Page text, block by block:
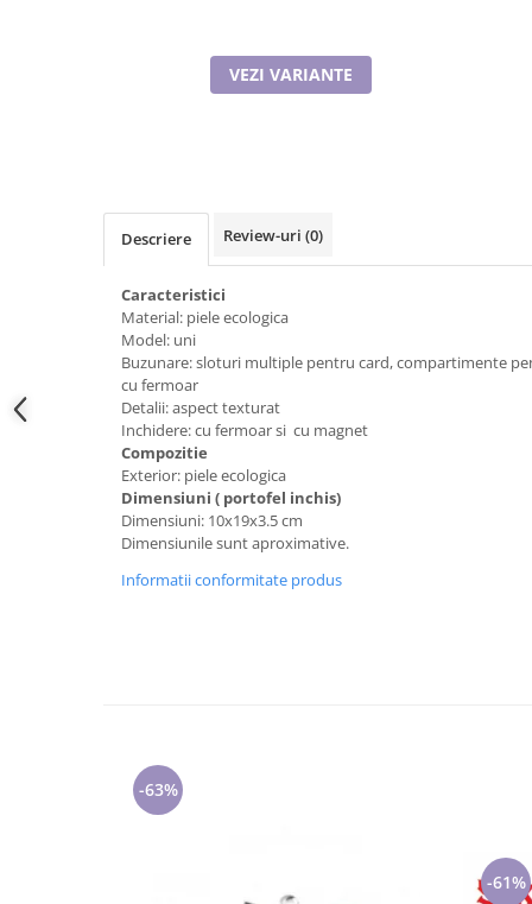
Cadouri Back to school
Cadouri de Paște
Cadouri Traditionale Romanesti
Cadouri pentru CUPLU El & Ea
Cadouri Iubitori de animale
Cadouri GRAVIDE
Cadouri pentru sportivi
Cadouri Pensionare
Cadouri Colegi, sefi sau angajati
Cadouri pentru Doctori
Cadouri pentru Sfânta Maria
VEZI VARIANTE
Descriere Review-uri (0)
Caracteristici
Material: piele ecologica
Model: uni
Buzunare: sloturi multiple pentru card, compartimente
cu fermoar
Detalii: aspect texturat
Inchidere: cu fermoar si cu magnet
Compozitie
Exterior: piele ecologica
Dimensiuni ( portofel inchis)
Dimensiuni: 10x19x3.5 cm
Dimensiunile sunt aproximative.
Informatii conformitate produs
-63%
-61%